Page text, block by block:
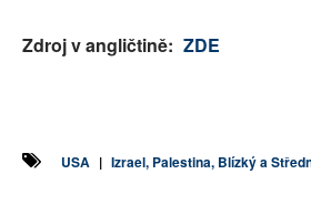
Zdroj v angličtině: ZDE
USA | Izrael, Palestina, Blízký a